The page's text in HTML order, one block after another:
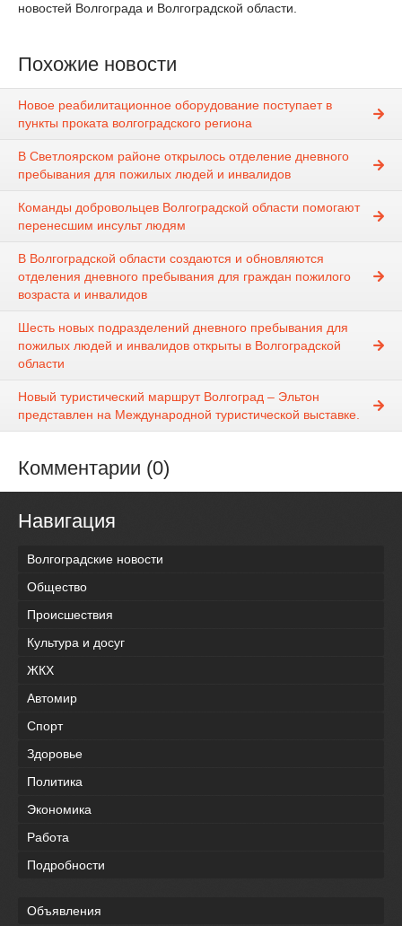
новостей Волгограда и Волгоградской области.
Похожие новости
Новое реабилитационное оборудование поступает в
пункты проката волгоградского региона
В Светлоярском районе открылось отделение дневного
пребывания для пожилых людей и инвалидов
Команды добровольцев Волгоградской области помогают
перенесшим инсульт людям
В Волгоградской области создаются и обновляются
отделения дневного пребывания для граждан пожилого
возраста и инвалидов
Шесть новых подразделений дневного пребывания для
пожилых людей и инвалидов открыты в Волгоградской
области
Новый туристический маршрут Волгоград – Эльтон
представлен на Международной туристической выставке.
Комментарии (0)
Навигация
Волгоградские новости
Общество
Происшествия
Культура и досуг
ЖКХ
Автомир
Спорт
Здоровье
Политика
Экономика
Работа
Подробности
Объявления